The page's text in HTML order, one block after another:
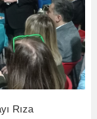
Rıza